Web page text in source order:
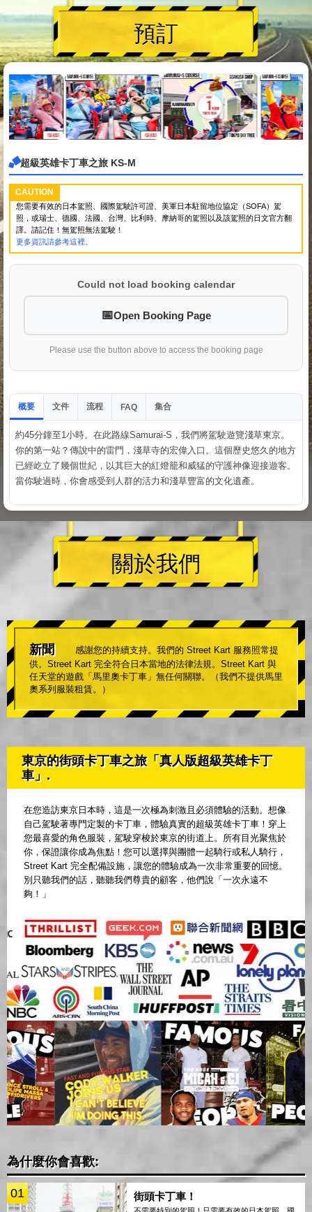
預訂
超級英雄卡丁車之旅 KS-M
CAUTION
您需要有效的日本駕照、國際駕駛許可證、美軍日本駐留地位協定（SOFA）駕
照，或瑞士、德國、法國、台灣、比利時、摩納哥的駕照以及該駕照的日文官方翻
譯。請記住！無駕照無法駕駛！
更多資訊請參考這裡。
Could not load booking calendar
Open Booking Page
Please use the button above to access the booking page
概要 文件 流程 FAQ 集合
約45分鐘至1小時。在此路線Samurai-S，我們將駕駛遊覽淺草東京。
你的第一站？傳說中的雷門，淺草寺的宏偉入口。這個歷史悠久的地方
已經屹立了幾個世紀，以其巨大的紅燈籠和威猛的守護神像迎接遊客。
當你駛過時，你會感受到人群的活力和淺草豐富的文化遺產。
關於我們
新聞
感謝您的持續支持。我們的 Street Kart 服務照常提
供。Street Kart 完全符合日本當地的法律法規。Street Kart 與
任天堂的遊戲「馬里奧卡丁車」無任何關聯。（我們不提供馬里
奧系列服裝租賃。）
東京的街頭卡丁車之旅「真人版超級英雄卡丁
車」.
在您造訪東京日本時，這是一次極為刺激且必須體驗的活動。想像
自己駕駛著專門定製的卡丁車，體驗真實的超級英雄卡丁車！穿上
您最喜愛的角色服裝，駕駛穿梭於東京的街道上。所有目光聚焦於
你，保證讓你成為焦點！您可以選擇與團體一起騎行或私人騎行，
Street Kart 完全配備設施，讓您的體驗成為一次非常重要的回憶。
別只聽我們的話，聽聽我們尊貴的顧客，他們說「一次永遠不
夠！」
為什麼你會喜歡:
01 街頭卡丁車！